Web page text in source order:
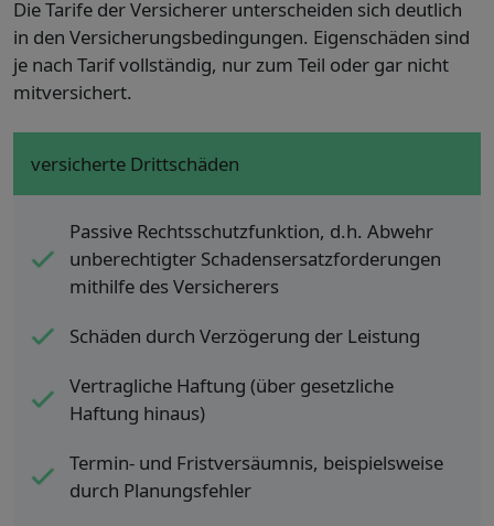
Die Tarife der Versicherer unterscheiden sich deutlich
in den Versicherungsbedingungen. Eigenschäden sind
je nach Tarif vollständig, nur zum Teil oder gar nicht
mitversichert.
versicherte Drittschäden
Passive Rechtsschutzfunktion, d.h. Abwehr
unberechtigter Schadensersatzforderungen
mithilfe des Versicherers
Schäden durch Verzögerung der Leistung
Vertragliche Haftung (über gesetzliche
Haftung hinaus)
Termin- und Fristversäumnis, beispielsweise
durch Planungsfehler